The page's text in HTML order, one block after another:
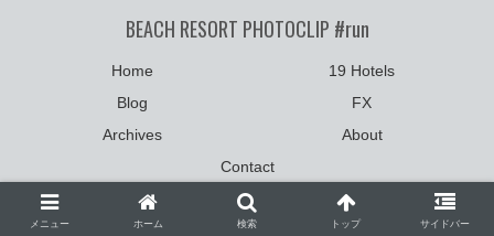
BEACH RESORT PHOTOCLIP #run
Home
19 Hotels
Blog
FX
Archives
About
Contact
©2004-2025 photoclip.net :: All Rights Reserved.
メニュー ホーム 検索 トップ サイドバー